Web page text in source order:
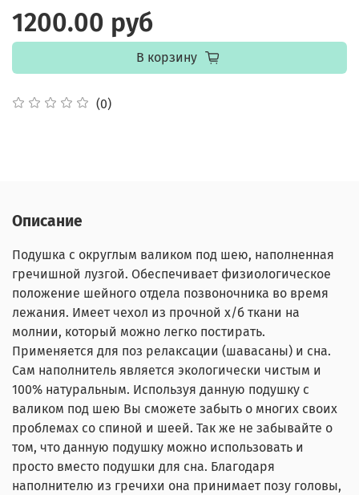
(0)
1200.00 руб
В корзину
Описание
Подушка с округлым валиком под шею, наполненная
гречишной лузгой. Обеспечивает физиологическое
положение шейного отдела позвоночника во время
лежания. Имеет чехол из прочной х/б ткани на
молнии, который можно легко постирать.
Применяется для поз релаксации (шавасаны) и сна.
Сам наполнитель является экологически чистым и
100% натуральным. Используя данную подушку с
валиком под шею Вы сможете забыть о многих своих
проблемах со спиной и шеей. Так же не забывайте о
том, что данную подушку можно использовать и
просто вместо подушки для сна. Благодаря
наполнителю из гречихи она принимает позу головы,